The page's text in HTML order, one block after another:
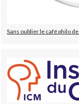
Sans oublier le café philo